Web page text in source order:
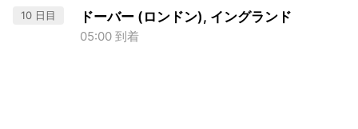
10 日目 ドーバー (ロンドン), イングランド
05:00 到着